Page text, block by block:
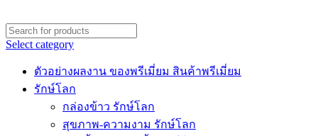
Select category
ตัวอย่างผลงาน ของพรีเมี่ยม สินค้าพรีเมี่ยม
รักษ์โลก
กล่องข้าว รักษ์โลก
สุขภาพ-ความงาม รักษ์โลก